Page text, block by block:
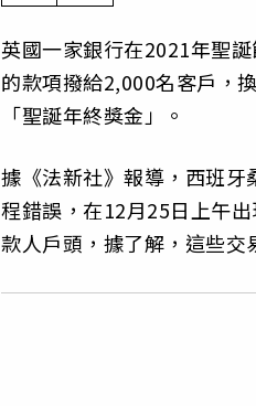
英國一家銀行在2021年聖
的款項撥給2,000名客戶，
「聖誕年終獎金」。
據《法新社》報導，西班
程錯誤，在12月25日上午
款人戶頭，據了解，這些